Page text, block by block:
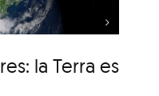
la Terra es